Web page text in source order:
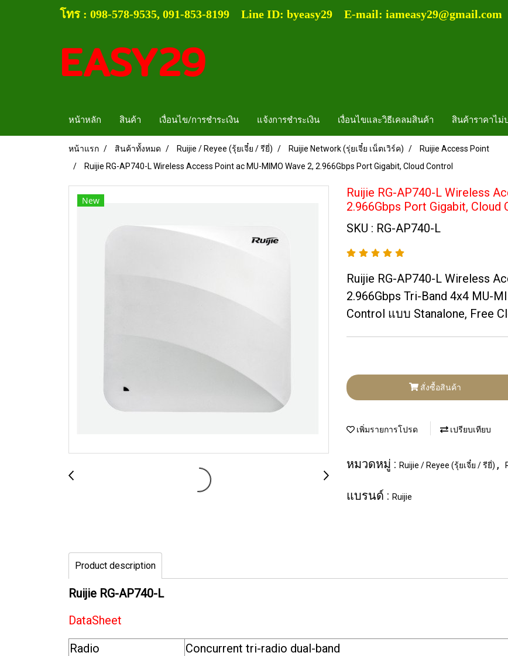
โทร : 098-578-9535, 091-853-8199 Line ID: byeasy29 E-mail: iameasy29@gmail.com
EASY29
หน้าหลัก สินค้า เงื่อนไข/การชำระเงิน แจ้งการชำระเงิน เงื่อนไขและวิธีเคลมสินค้า สินค้าราคาไม่
หน้าแรก สินค้าทั้งหมด Ruijie / Reyee (รุ้ยเจี๋ย / รียี่) Ruijie Network (รุ่ยเจี๋ย เน็ตเวิร์ค)
Ruijie Access Point
Ruijie RG-AP740-L Wireless Access Point ac MU-MIMO Wave 2, 2.966Gbps Port Gigabit, Cloud Control
New
Ruijie RG-AP740-L Wireless
2.966Gbps Port Gigabit, Cloud
SKU : RG-AP740-L
Ruijie RG-AP740-L Wireless
2.966Gbps Tri-Band 4x4 MU-
Control แบบ Stanalone, Free
สั่งซื้อสินค้า
เพิ่มรายการโปรด เปรียบเทียบ
หมวดหมู่ : Ruijie / Reyee (รุ้ยเจี๋ย / รียี่) ,
แบรนด์ : Ruijie
Product description
Ruijie RG-AP740-L
DataSheet
Radio
Concurrent tri-radio dual-band